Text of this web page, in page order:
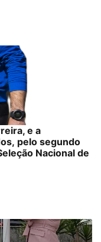
e a
pelo segundo
Nacional de